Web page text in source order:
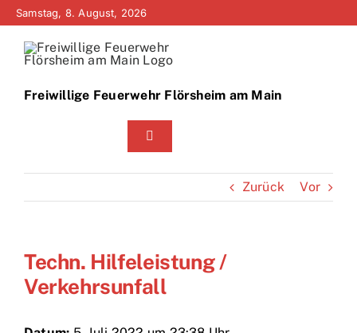
Zum
springen
Samstag, 8. August, 2026
Freiwillige Feuerwehr Flörsheim am Main
Toggle
Home
Bürgerinfo
Zurück Vor
Techn. Hilfeleistung /
Verkehrsunfall